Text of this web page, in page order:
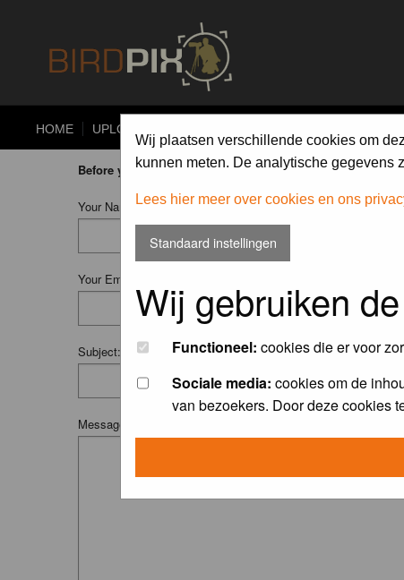
HOME UPLOAD
Wij plaatsen verschillende cookies om
kunnen meten. De analytische gegevens
Lees hier meer over cookies en ons
Standaard instellingen
Wij gebruiken
Functioneel: cookies die er voor
Sociale media: cookies om de
van bezoekers. Door deze cookies
Before you ask your question:pleaseread the FAQor
Your Name (Fill in your username if you have one):
Your Email:
Subject:
Message: